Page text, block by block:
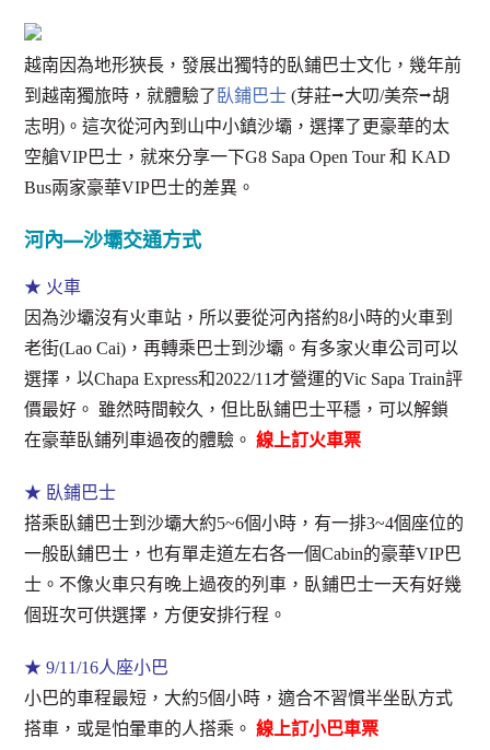
越南因為地形狹長，發展出獨特的臥鋪巴士文化，幾年前
到越南獨旅時，就體驗了 臥鋪巴士 (芽莊⭢大叨/美奈⭢胡
志明)。這次從河內到山中小鎮沙壩，選擇了更豪華的太
空艙VIP巴士，就來分享一下G8 Sapa Open Tour 和 KAD
Bus兩家豪華VIP巴士的差異。
河內—沙壩交通方式
★ 火車
因為沙壩沒有火車站，所以要從河內搭約8小時的火車到
老街(Lao Cai)，再轉乘巴士到沙壩。有多家火車公司可以
選擇，以Chapa Express和2022/11才營運的Vic Sapa Train評
價最好。 雖然時間較久，但比臥鋪巴士平穩，可以解鎖
在豪華臥鋪列車過夜的體驗。線上訂火車票
★ 臥鋪巴士
搭乘臥鋪巴士到沙壩大約5~6個小時，有一排3~4個座位的
一般臥鋪巴士，也有單走道左右各一個Cabin的豪華VIP巴
士。不像火車只有晚上過夜的列車，臥鋪巴士一天有好幾
個班次可供選擇，方便安排行程。
★ 9/11/16人座小巴
小巴的車程最短，大約5個小時，適合不習慣半坐臥方式
搭車，或是怕暈車的人搭乘。線上訂小巴車票